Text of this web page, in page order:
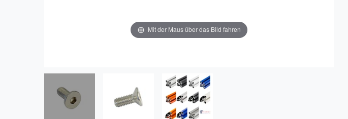
Mit der Maus über das Bild fahren